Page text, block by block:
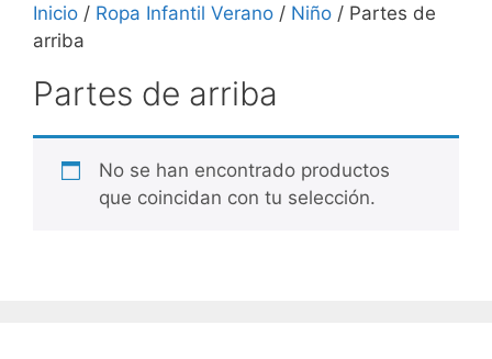
Inicio / Ropa Infantil Verano / Niño / Partes de
arriba
Partes de arriba
No se han encontrado productos
que coincidan con tu selección.